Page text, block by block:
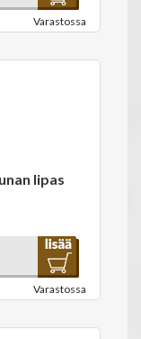
Varastossa
lipas
Varastossa